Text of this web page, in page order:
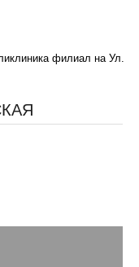
филиал на Ул.